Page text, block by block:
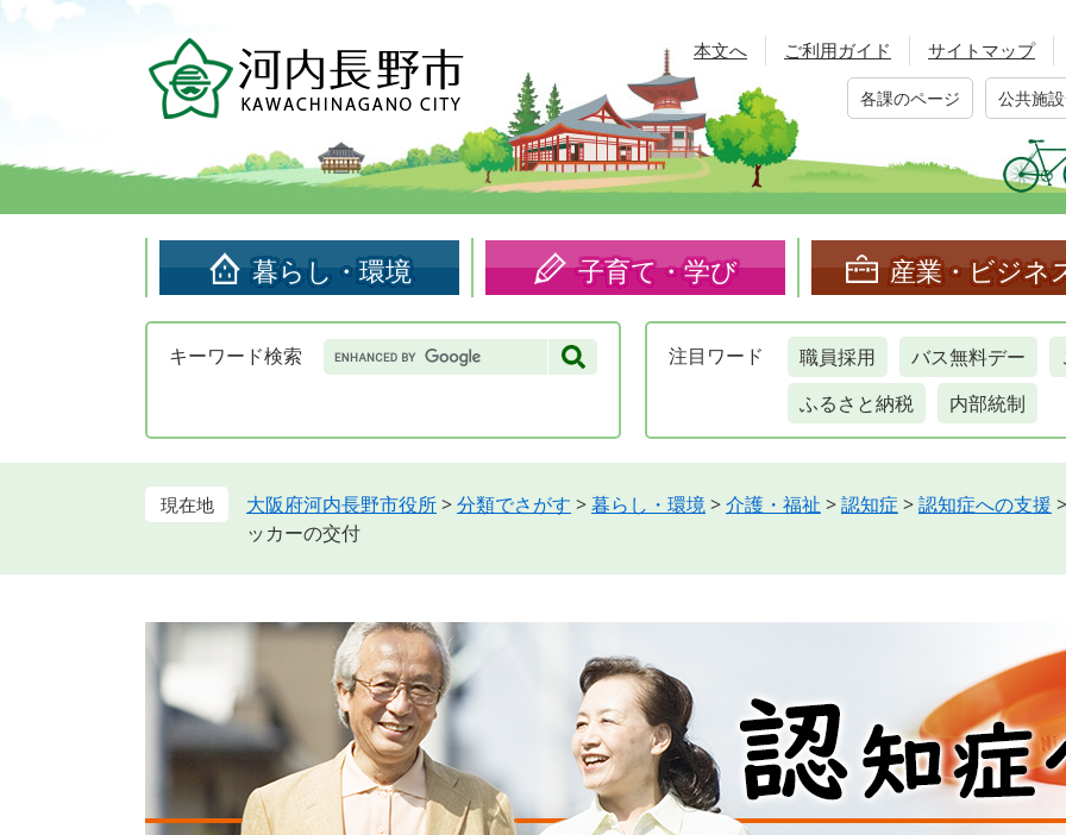
頭
す。
飛
し
本文へ ご利用ガイド サイトマップ
各課のページ 公共施
暮らし・環境 子育て・学び 産業・ビジネ
キーワード検索 Google
カ
検
注目 ワード 職員採用 バス無料デー
ふるさと納税
内部統制
大阪府河内長野市役所>分類でさがす >暮らし・環境>介護・福祉 >認知症 >認知症への支援
ッカーの交付